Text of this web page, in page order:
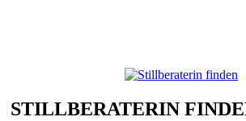
STILLBERATERIN